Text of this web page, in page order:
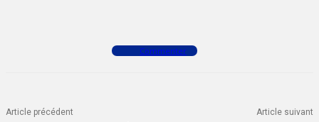
Commenter
Article précédent Article suivant